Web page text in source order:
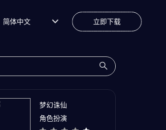
简体中文 立即下载
梦幻诛仙
角色扮演